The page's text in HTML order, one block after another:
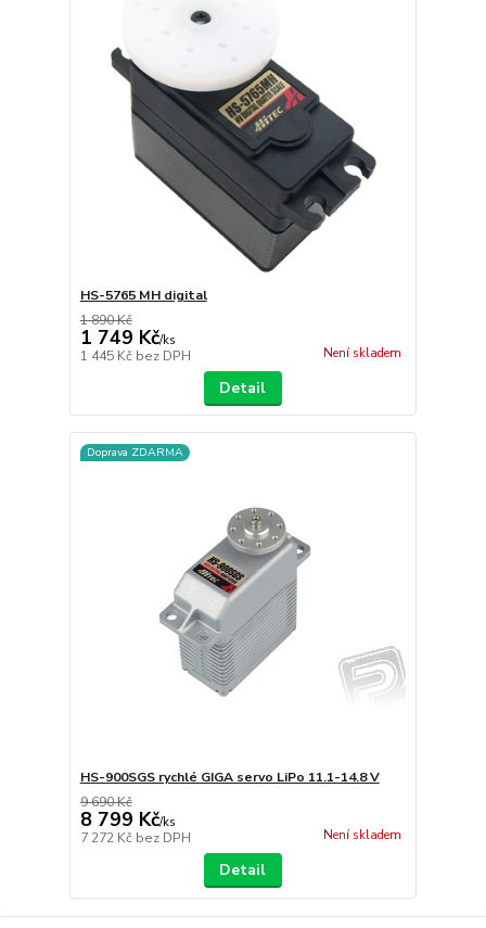
HS-5765 MH digital
1 890 Kč
1 749 Kč/ks
1 445 Kč bez DPH Není skladem
Detail
Doprava ZDARMA
HS-900SGS rychlé GIGA servo LiPo 11.1-14.8 V
9 690 Kč
8 799 Kč/ks
7 272 Kč bez DPH Není skladem
Detail